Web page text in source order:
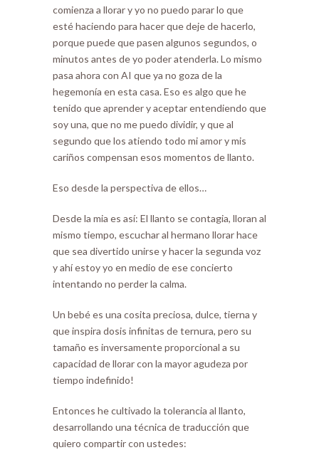
comienza a llorar y yo no puedo parar lo que
esté haciendo para hacer que deje de hacerlo,
porque puede que pasen algunos segundos, o
minutos antes de yo poder atenderla. Lo mismo
pasa ahora con AI que ya no goza de la
hegemonía en esta casa. Eso es algo que he
tenido que aprender y aceptar entendiendo que
soy una, que no me puedo dividir, y que al
segundo que los atiendo todo mi amor y mis
cariños compensan esos momentos de llanto.
Eso desde la perspectiva de ellos…
Desde la mia es así: El llanto se contagia, lloran al
mismo tiempo, escuchar al hermano llorar hace
que sea divertido unirse y hacer la segunda voz
y ahí estoy yo en medio de ese concierto
intentando no perder la calma.
Un bebé es una cosita preciosa, dulce, tierna y
que inspira dosis infinitas de ternura, pero su
tamaño es inversamente proporcional a su
capacidad de llorar con la mayor agudeza por
tiempo indefinido!
Entonces he cultivado la tolerancia al llanto,
desarrollando una técnica de traducción que
quiero compartir con ustedes: